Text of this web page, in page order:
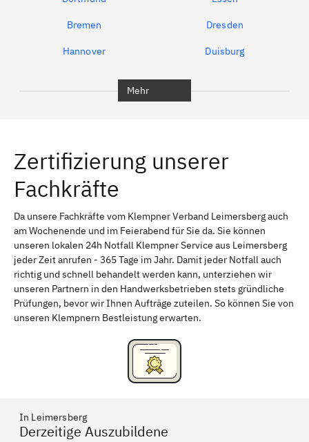
Bremen Dresden
Hannover Duisburg
Erlangen Bamberg
Bayreuth
Schweinfurt Passau
Freising Rudelsdorf, Mittelfranken
Mehr
Zertifizierung unserer
Fachkräfte
Da unsere Fachkräfte vom Klempner Verband Leimersberg auch
am Wochenende und im Feierabend für Sie da. Sie können
unseren lokalen 24h Notfall Klempner Service aus Leimersberg
jeder Zeit anrufen - 365 Tage im Jahr. Damit jeder Notfall auch
richtig und schnell behandelt werden kann, unterziehen wir
unseren Partnern in den Handwerksbetrieben stets gründliche
Prüfungen, bevor wir Ihnen Aufträge zuteilen. So können Sie von
unseren Klempnern Bestleistung erwarten.
In Leimersberg
Derzeitige Auszubildene